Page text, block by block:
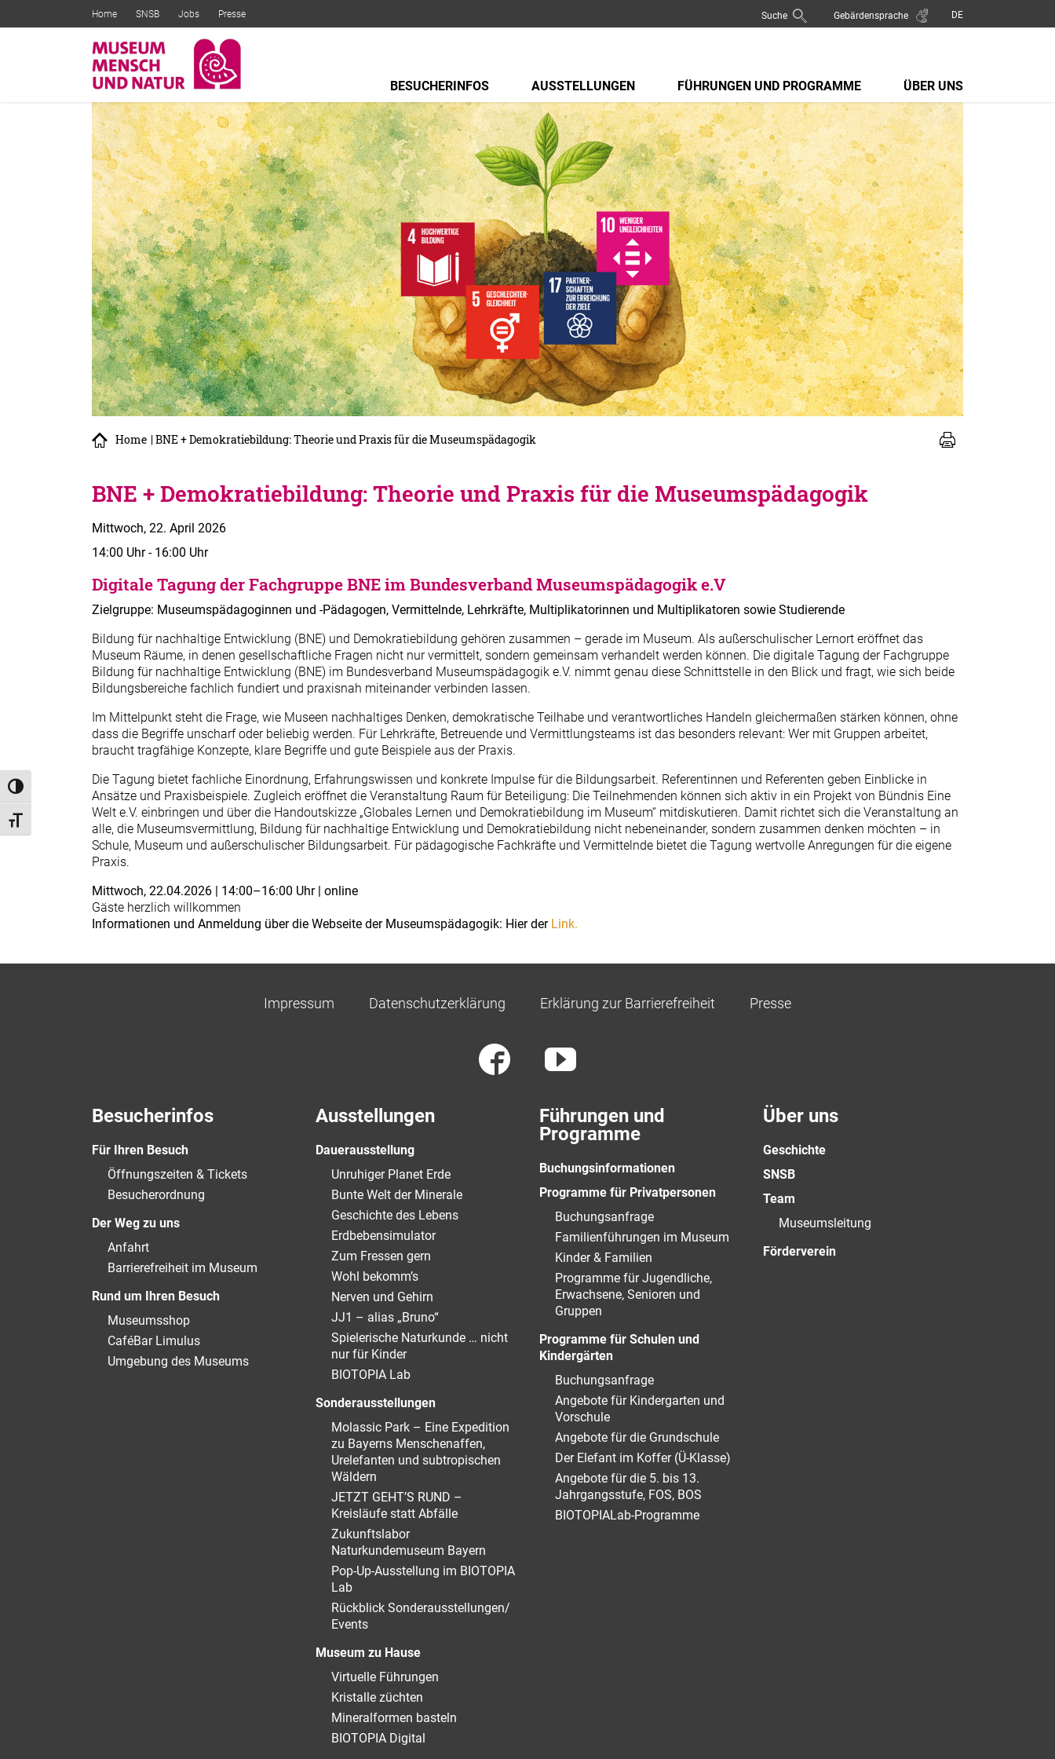
Umschalten auf hohe Kontraste
Schrift vergrößern
Home SNSB Jobs Presse Suche Gebärdensprache
BESUCHERINFOS AUSSTELLUNGEN FÜHRUNGEN UND PROGRAMME ÜBER UNS
Home | BNE + Demokratiebildung: Theorie und Praxis für die Museumspädagogik
BNE + Demokratiebildung: Theorie und Praxis für die Museumspädagogik
Mittwoch, 22. April 2026
14:00 Uhr - 16:00 Uhr
Digitale Tagung der Fachgruppe BNE im Bundesverband Museumspädagogik e.V
Zielgruppe: Museumspädagoginnen und -Pädagogen, Vermittelnde, Lehrkräfte, Multiplikatorinnen und Multiplikatoren sowie Studierende
Bildung für nachhaltige Entwicklung (BNE) und Demokratiebildung gehören zusammen – gerade im Museum. Als außerschulischer Lernort eröffnet das
Museum Räume, in denen gesellschaftliche Fragen nicht nur vermittelt, sondern gemeinsam verhandelt werden können. Die digitale Tagung der Fachgruppe
Bildung für nachhaltige Entwicklung (BNE) im Bundesverband Museumspädagogik e.V. nimmt genau diese Schnittstelle in den Blick und fragt, wie sich beide
Bildungsbereiche fachlich fundiert und praxisnah miteinander verbinden lassen.
Im Mittelpunkt steht die Frage, wie Museen nachhaltiges Denken, demokratische Teilhabe und verantwortliches Handeln gleichermaßen stärken können, ohne
dass die Begriffe unscharf oder beliebig werden. Für Lehrkräfte, Betreuende und Vermittlungsteams ist das besonders relevant: Wer mit Gruppen arbeitet,
braucht tragfähige Konzepte, klare Begriffe und gute Beispiele aus der Praxis.
Die Tagung bietet fachliche Einordnung, Erfahrungswissen und konkrete Impulse für die Bildungsarbeit. Referentinnen und Referenten geben Einblicke in
Ansätze und Praxisbeispiele. Zugleich eröffnet die Veranstaltung Raum für Beteiligung: Die Teilnehmenden können sich aktiv in ein Projekt von Bündnis Eine
Welt e.V. einbringen und über die Handoutskizze „Globales Lernen und Demokratiebildung im Museum“ mitdiskutieren. Damit richtet sich die Veranstaltung an
alle, die Museumsvermittlung, Bildung für nachhaltige Entwicklung und Demokratiebildung nicht nebeneinander, sondern zusammen denken möchten – in
Schule, Museum und außerschulischer Bildungsarbeit. Für pädagogische Fachkräfte und Vermittelnde bietet die Tagung wertvolle Anregungen für die eigene
Praxis.
Mittwoch, 22.04.2026 | 14:00–16:00 Uhr | online
Gäste herzlich willkommen
Informationen und Anmeldung über die Webseite der Museumspädagogik: Hier der Link.
Impressum Datenschutzerklärung Erklärung zur Barrierefreiheit Presse
Besucherinfos
Für Ihren Besuch
Öffnungszeiten & Tickets
Besucherordnung
Der Weg zu uns
Anfahrt
Barrierefreiheit im Museum
Rund um Ihren Besuch
Museumsshop
CaféBar Limulus
Umgebung des Museums
Ausstellungen
Dauerausstellung
Unruhiger Planet Erde
Bunte Welt der Minerale
Geschichte des Lebens
Erdbebensimulator
Zum Fressen gern
Wohl bekomm’s
Nerven und Gehirn
JJ1 – alias „Bruno“
Spielerische Naturkunde … nicht
nur für Kinder
BIOTOPIA Lab
Sonderausstellungen
Molassic Park – Eine Expedition
zu Bayerns Menschenaffen,
Urelefanten und subtropischen
Wäldern
JETZT GEHT’S RUND –
Kreisläufe statt Abfälle
Zukunftslabor
Naturkundemuseum Bayern
Pop-Up-Ausstellung im BIOTOPIA
Lab
Rückblick Sonderausstellungen/
Events
Museum zu Hause
Virtuelle Führungen
Kristalle züchten
Mineralformen basteln
BIOTOPIA Digital
Führungen und
Programme
Buchungsinformationen
Programme für Privatpersonen
Buchungsanfrage
Familienführungen im Museum
Kinder & Familien
Programme für Jugendliche,
Erwachsene, Senioren und
Gruppen
Programme für Schulen und
Kindergärten
Buchungsanfrage
Angebote für Kindergarten und
Vorschule
Angebote für die Grundschule
Der Elefant im Koffer (Ü-Klasse)
Angebote für die 5. bis 13.
Jahrgangsstufe, FOS, BOS
BIOTOPIALab-Programme
Über uns
Geschichte
SNSB
Team
Museumsleitung
Förderverein